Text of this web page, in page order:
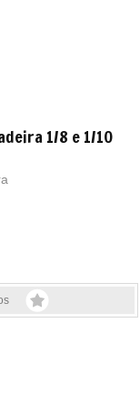
1/8 e 1/10